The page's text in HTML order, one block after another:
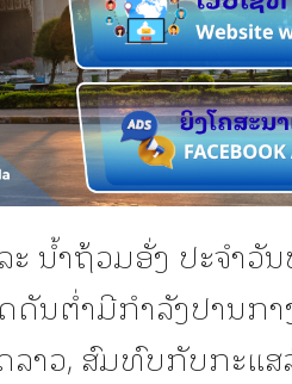
ນ້ຳຖ້ວມອັ່ງ ປະຈຳວັ
ດັນຕ່ຳມີກຳລັງປານກ
າວ, ສົມທົບກັບກະແສ